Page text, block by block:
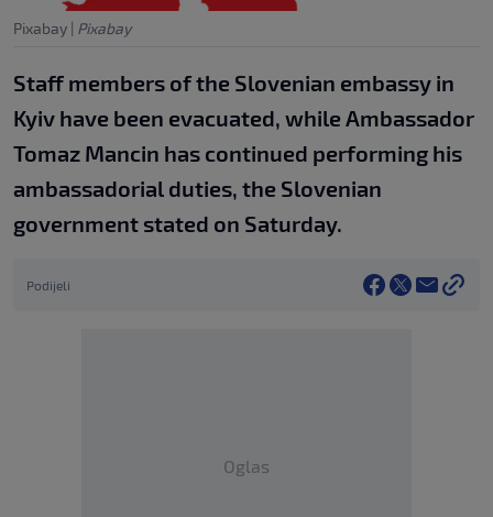
Pixabay | Pixabay
Staff members of the Slovenian embassy in
Kyiv have been evacuated, while Ambassador
Tomaz Mancin has continued performing his
ambassadorial duties, the Slovenian
government stated on Saturday.
Podijeli
Oglas